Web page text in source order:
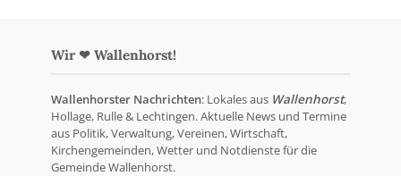
Wir ❤ Wallenhorst!
Wallenhorster Nachrichten: Lokales aus Wallenhorst,
Hollage, Rulle & Lechtingen. Aktuelle News und Termine
aus Politik, Verwaltung, Vereinen, Wirtschaft,
Kirchengemeinden, Wetter und Notdienste für die
Gemeinde Wallenhorst.